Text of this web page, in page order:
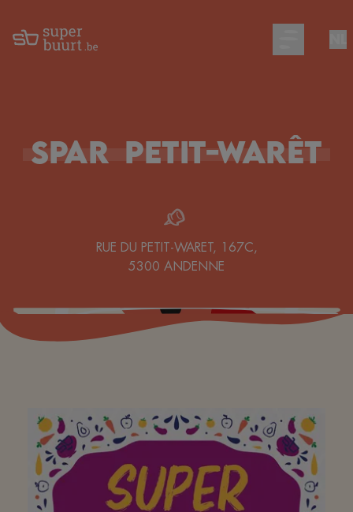
Open main
SPAR Petit-Warêt
RUE DU PETIT-WARET, 167C,
5300 ANDENNE